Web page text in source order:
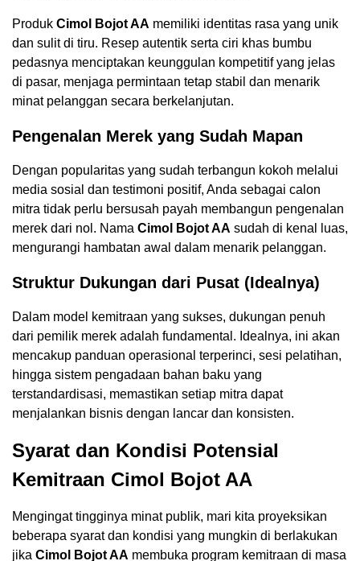
Produk Cimol Bojot AA memiliki identitas rasa yang unik
dan sulit di tiru. Resep autentik serta ciri khas bumbu
pedasnya menciptakan keunggulan kompetitif yang jelas
di pasar, menjaga permintaan tetap stabil dan menarik
minat pelanggan secara berkelanjutan.
Pengenalan Merek yang Sudah Mapan
Dengan popularitas yang sudah terbangun kokoh melalui
media sosial dan testimoni positif, Anda sebagai calon
mitra tidak perlu bersusah payah membangun pengenalan
merek dari nol. Nama Cimol Bojot AA sudah di kenal luas,
mengurangi hambatan awal dalam menarik pelanggan.
Struktur Dukungan dari Pusat (Idealnya)
Dalam model kemitraan yang sukses, dukungan penuh
dari pemilik merek adalah fundamental. Idealnya, ini akan
mencakup panduan operasional terperinci, sesi pelatihan,
hingga sistem pengadaan bahan baku yang
terstandardisasi, memastikan setiap mitra dapat
menjalankan bisnis dengan lancar dan konsisten.
Syarat dan Kondisi Potensial
Kemitraan Cimol Bojot AA
Mengingat tingginya minat publik, mari kita proyeksikan
beberapa syarat dan kondisi yang mungkin di berlakukan
jika Cimol Bojot AA membuka program kemitraan di masa